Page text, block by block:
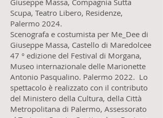
Giuseppe Massa, Compagnia Sutta
Scupa, Teatro Libero, Residenze,
Palermo 2024.
Scenografa e costumista per Me_Dee di
Giuseppe Massa, Castello di Maredolcee
47 ° edizione del Festival di Morgana,
Museo internazionale delle Marionette
Antonio Pasqualino. Palermo 2022. Lo
spettacolo è realizzato con il contributo
del Ministero della Cultura, della Città
Metropolitana di Palermo, Assessorato